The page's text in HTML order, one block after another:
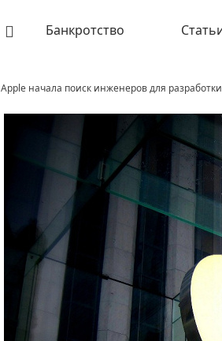
Банкротство
Apple начала поиск инженеров для